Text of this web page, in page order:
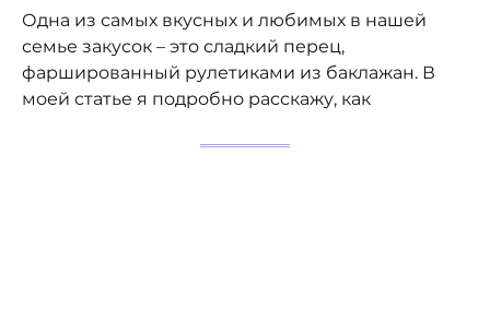
Одна из самых вкусных и любимых в нашей
семье закусок – это сладкий перец,
фаршированный рулетиками из баклажан. В
моей статье я подробно расскажу, как